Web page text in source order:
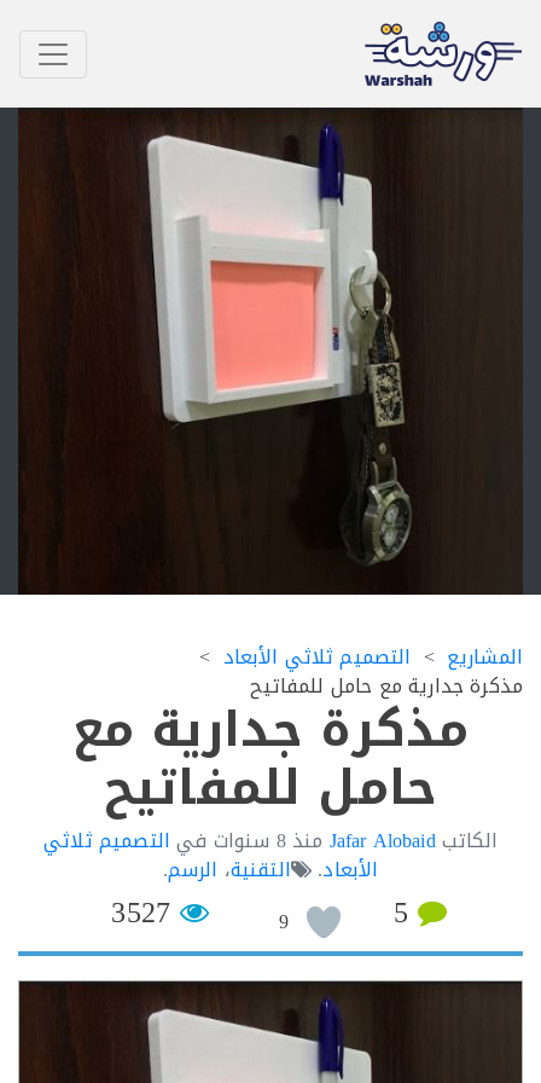
التصميم ثلاثي الأبعاد
جدارية مع حامل للمفاتيح
مذكرة جدارية مع
حامل للمفاتيح
Jafar Alobaidمنذ8 سنوات فيالتصميم ثلاثي
الأبعاد. التقنية،الرسم .
5
9
3527